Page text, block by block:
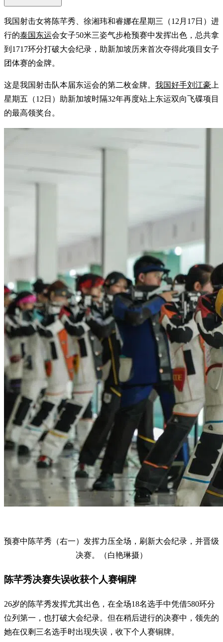
我国射击女将陈芊秀、徐湘玮和睿娜在星期三（12月17日）进
行的泰国东运会女子50米三姿气步枪预赛中发挥出色，总共拿
到1717环分打破大会纪录，助新加坡历来首次夺得此项目女子
团体赛的金牌。
这是我国射击队本届东运会的第二枚金牌。 我国好手刘江豪 上
星期五（12日）助新加坡时隔32年再度站上东运双向飞碟项目
的最高领奖台。
预赛中陈芊秀（右一）发挥力压全场，刷新大会纪录，并晋级
决赛。（白艳琳摄）
陈芊秀决赛失误收获个人赛铜牌
26岁的陈芊秀发挥尤其出色，在全场18名选手中凭借580环分
位列第一，也打破大会纪录。但在稍后进行的决赛中，领先的
她在仅剩三名选手时出现失误，收下个人赛铜牌。